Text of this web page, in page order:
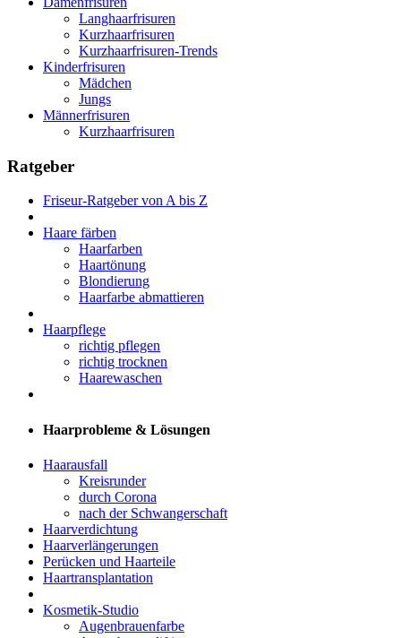
Langhaarfrisuren
Kurzhaarfrisuren
Kurzhaarfrisuren-Trends
Kinderfrisuren
Mädchen
Jungs
Männerfrisuren
Kurzhaarfrisuren
Ratgeber
Friseur-Ratgeber von A bis Z
Haare färben
Haarfarben
Haartönung
Blondierung
Haarfarbe abmattieren
Haarpflege
richtig pflegen
richtig trocknen
Haarewaschen
Haarprobleme & Lösungen
Haarausfall
Kreisrunder
durch Corona
nach der Schwangerschaft
Haarverdichtung
Haarverlängerungen
Perücken und Haarteile
Haartransplantation
Kosmetik-Studio
Augenbrauenfarbe